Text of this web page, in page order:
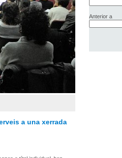
a una xerrada
Anterior a